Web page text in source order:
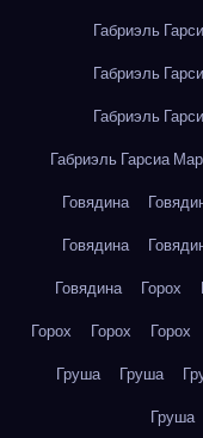
Габриэль
Габриэль
Габриэль
Габриэль Гарсиа
Говядина
Говядина
Говядина
Горох
Горох
Горох Горох
Груша
Груша
Груша